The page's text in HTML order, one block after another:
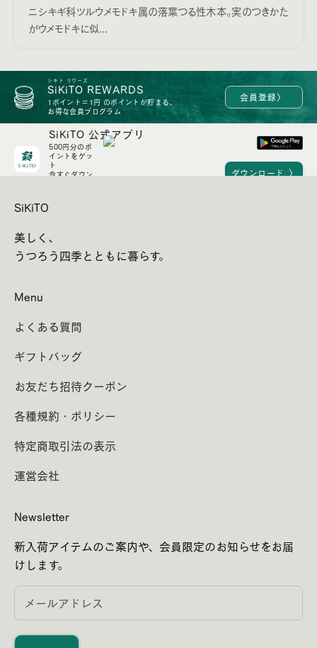
ニシキギ科ツルウメモドキ属の落葉つる性木本。実のつきかた
がウメモドキに似...
シキト リワーズ
SiKiTO REWARDS
1ポイント＝1円 のポイントが貯まる、
お得な会員プログラム
会員登録〉
SiKiTO 公式アプリ
500円分のポ
イントをゲッ
ト
今すぐダウン
ダウンロード 〉
SiKiTO
美しく、
うつろう四季とともに暮らす。
Menu
よくある質問
ギフトバッグ
お友だち招待クーポン
各種規約・ポリシー
特定商取引法の表示
運営会社
Newsletter
新入荷アイテムのご案内や、会員限定のお知らせをお届
けします。